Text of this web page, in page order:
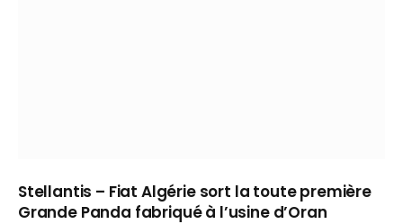
Stellantis – Fiat Algérie sort la toute première
Grande Panda fabriqué à l’usine d’Oran